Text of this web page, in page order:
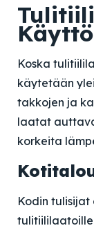
Koska
käytetään
takkojen ja
laatat
korkeita
Kodin